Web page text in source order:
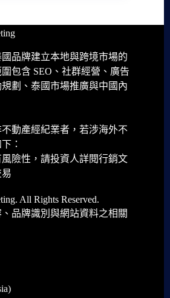
品牌建立本地與跨境市場的
包含 SEO、社群經營、廣告
劃、泰國市場推廣與中國內
動產經紀業者，若涉海外不
：
險性，請投資人詳閱行銷文
All Rights Reserved.
品牌識別與網站資料之相關